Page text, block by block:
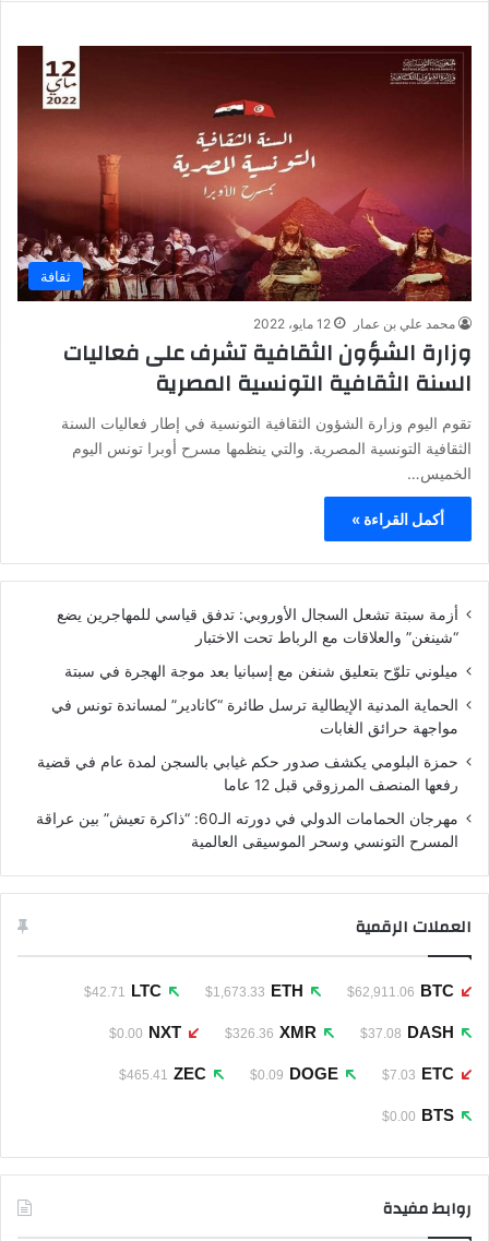
ثقافة
محمد علي بن عمار 12 مايو، 2022
وزارة الشؤون الثقافية تشرف على فعاليات
السنة الثقافية التونسية المصرية
تقوم اليوم وزارة الشؤون الثقافية التونسية في إطار فعاليات السنة
الثقافية التونسية المصرية. والتي ينظمها مسرح أوبرا تونس اليوم
الخميس…
أكمل القراءة »
أزمة سبتة تشعل السجال الأوروبي: تدفق قياسي للمهاجرين يضع
“شينغن” والعلاقات مع الرباط تحت الاختبار
ميلوني تلوّح بتعليق شنغن مع إسبانيا بعد موجة الهجرة في سبتة
الحماية المدنية الإيطالية ترسل طائرة “كانادير” لمساندة تونس في
مواجهة حرائق الغابات
حمزة البلومي يكشف صدور حكم غيابي بالسجن لمدة عام في قضية
رفعها المنصف المرزوقي قبل 12 عاما
مهرجان الحمامات الدولي في دورته الـ60: “ذاكرة تعيش” بين عراقة
المسرح التونسي وسحر الموسيقى العالمية
العملات الرقمية
BTC
$62,911.06
ETH
$1,673.33
LTC
$42.71
DASH
$37.08
XMR
$326.36
NXT
$0.00
ETC
$7.03
DOGE
$0.09
ZEC
$465.41
BTS
$0.00
روابط مفيدة